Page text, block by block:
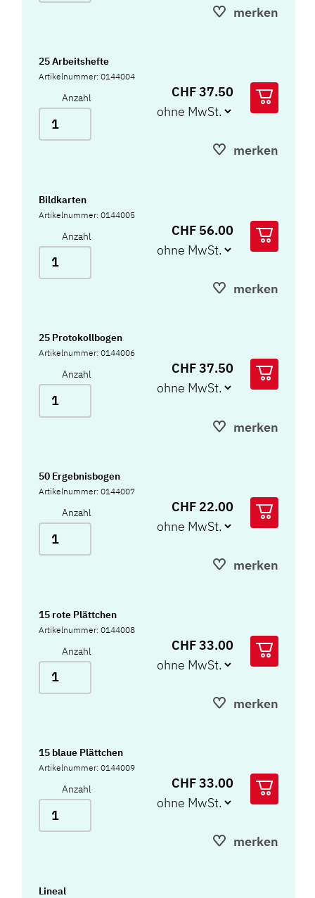
merken
25 Arbeitshefte
Artikelnummer: 0144004
Anzahl CHF 37.50
merken
Bildkarten
Artikelnummer: 0144005
Anzahl CHF 56.00
merken
25 Protokollbogen
Artikelnummer: 0144006
Anzahl CHF 37.50
merken
50 Ergebnisbogen
Artikelnummer: 0144007
Anzahl CHF 22.00
merken
15 rote Plättchen
Artikelnummer: 0144008
Anzahl CHF 33.00
merken
15 blaue Plättchen
Artikelnummer: 0144009
Anzahl CHF 33.00
merken
Lineal